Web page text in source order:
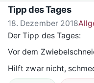
Zum Inhalt springen
Tipp des Tages
18. Dezember 2018
Der Tipp des Tages:
Vor dem
Hilft zwar nicht,